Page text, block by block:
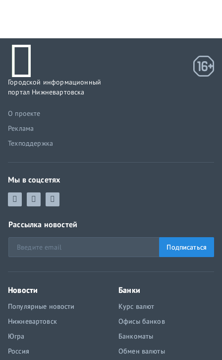
Городской информационный
портал Нижневартовска
О проекте
Реклама
Техподдержка
Мы в соцсетях
Рассылка новостей
Подписаться
Новости
Популярные новости
Нижневартовск
Югра
Россия
Банки
Курс валют
Офисы банков
Банкоматы
Обмен валюты